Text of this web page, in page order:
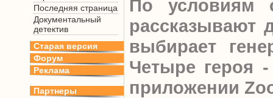
Последняя страница
Документальный
детектив
Старая версия
Форум
Реклама
Партнеры
По условиям
рассказывают
выбирает
Четыре героя
приложении